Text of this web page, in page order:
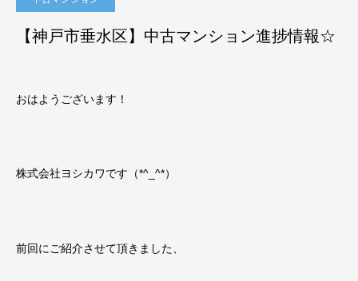
【神戸市垂水区】中古マンション進捗情報☆
おはようございます！
株式会社ヨシカワです（*^_^*）
前回にご紹介させて頂きました、